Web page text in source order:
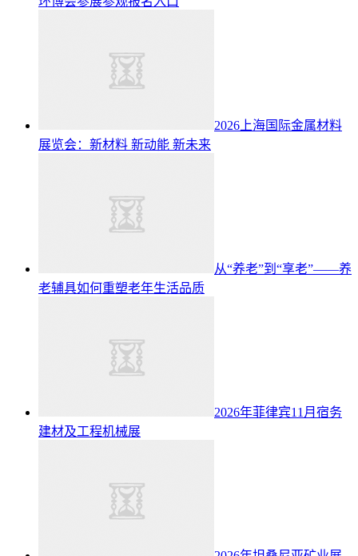
2026上海国际金属材料
展览会：新材料 新动能 新未来
从“养老”到“享老”——养
老辅具如何重塑老年生活品质
2026年菲律宾11月宿务
建材及工程机械展